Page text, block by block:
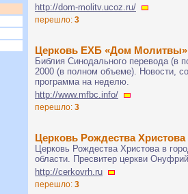
http://dom-molitv.ucoz.ru/
перешло: 3
Церковь ЕХБ «Дом
Библия Синодального перевода (в
2000 (в полном объеме). Новости,
программа на неделю.
http://www.mfbc.info/
перешло: 3
Церковь Рождества Христова
Церковь Рождества Христова в
области. Пресвитер церкви
http://cerkovrh.ru
перешло: 3